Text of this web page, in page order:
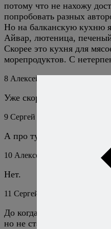
потому что не нахожу
попробовать разных
Но на балканскую кухню я
Айвар, лютеница,
Скорее это кухня для
морепродуктов. С
8 Алексей Онегин
Уже скоро.
9 Сергей
А про турецкую кухню
10 Алексей Онегин 16 мая
Нет.
11 Сергей
До когда был в Сербии,
но не стал, сейчас не